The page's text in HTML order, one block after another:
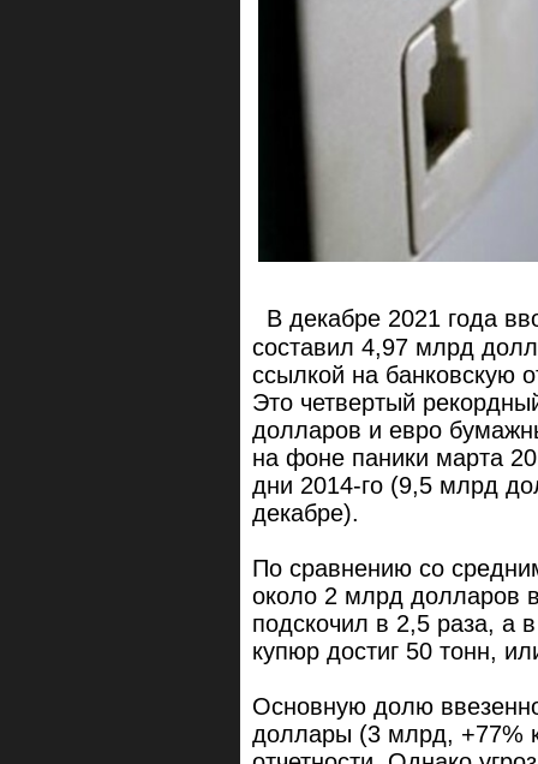
В декабре 2021 года
составил 4,97 млрд
ссылкой на банковскую
Это четвертый
долларов и евро
на фоне паники марта
дни 2014-го (9,5 млрд
декабре).
По сравнению со
около 2 млрд долларов
подскочил в 2,5 раза, а
купюр достиг 50 тонн,
Основную долю
доллары (3 млрд, +77%